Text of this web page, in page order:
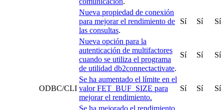
Nueva propiedad de conexión
para mejorar el rendimiento de
las consultas.
Sí Sí Sí
Nueva opción para la
autenticación de multifactores
cuando se utiliza el programa
de utilidad db2connectactivate.
Sí Sí Sí
ODBC/CLI
Se ha aumentado el límite en el
valor FET_BUF_SIZE para
mejorar el rendimiento.
Sí Sí Sí
Se ha mejorado el rendimiento